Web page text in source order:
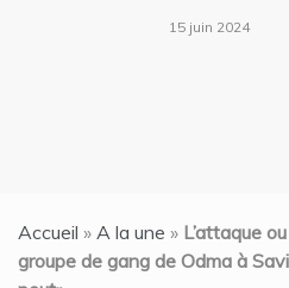
15 juin 2024
Accueil » A la une » L’attaque
groupe de gang de Odma à